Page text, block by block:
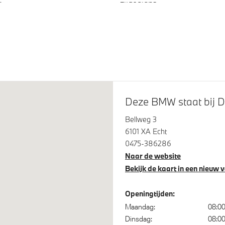
zijdeglans
Alarmsignaal (Intern)
Alarmsysteem klasse 3 (VbV/
Automatische transmissie met
dubbele koppeling
Deze BMW staat bij
Bellweg 3
6101 XA Echt
0475-386286
Naar de website
Bekijk de kaart in een nieuw
Openingtijden:
Maandag:
Dinsdag: